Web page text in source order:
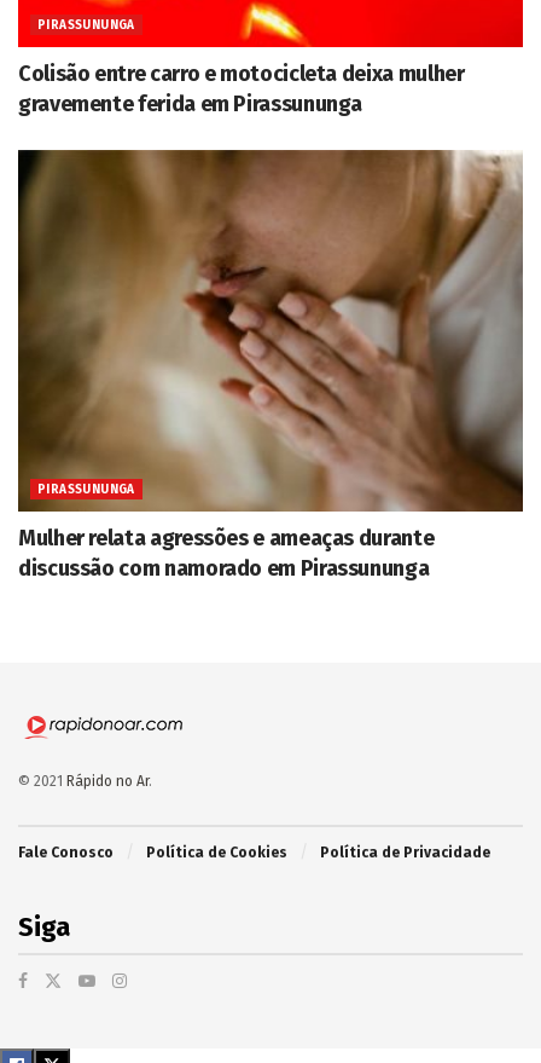
PIRASSUNUNGA
Colisão entre carro e motocicleta deixa mulher
gravemente ferida em Pirassununga
PIRASSUNUNGA
Mulher relata agressões e ameaças durante
discussão com namorado em Pirassununga
© 2021 Rápido no Ar.
Fale Conosco Política de Cookies Política de Privacidade
Siga